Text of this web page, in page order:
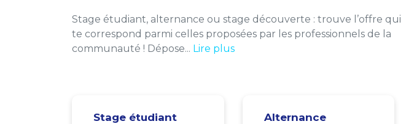
Stage étudiant, alternance ou stage découverte : trouve l’offre qui
te correspond parmi celles proposées par les professionnels de la
communauté ! Dépose... Lire plus
Stage étudiant Alternance